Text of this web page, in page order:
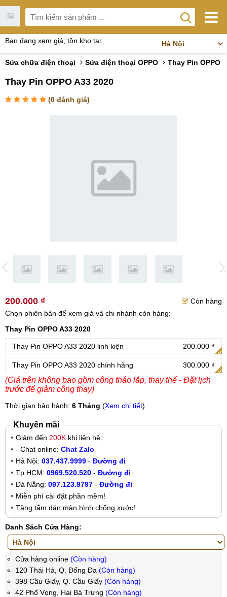
Bạn đang xem giá, tồn kho tại:
Sửa chữa điện thoại Sửa điện thoại OPPO Thay Pin OPPO
Thay Pin OPPO A33 2020
(0 đánh giá)
200.000 ₫
Còn hàng
Chọn phiên bản để xem giá và chi nhánh còn hàng:
Thay Pin OPPO A33 2020
Thay Pin OPPO A33 2020 linh kiện 200.000 ₫
Thay Pin OPPO A33 2020 chính hãng 300.000 ₫
(Giá trên không bao gồm công tháo lắp, thay thế - Đặt lịch
trước để giảm công thay)
Thời gian bảo hành: 6 Tháng (Xem chi tiết)
Khuyến mãi
Giảm đến 200K khi liên hệ:
- Chat online: Chat Zalo
Hà Nội: 037.437.9999 - Đường đi
Tp.HCM: 0969.520.520 - Đường đi
Đà Nẵng: 097.123.9797 - Đường đi
Miễn phí cài đặt phần mềm!
Tặng tấm dán màn hình chống xước!
Danh Sách Cửa Hàng:
Cửa hàng online (Còn hàng)
120 Thái Hà, Q. Đống Đa (Còn hàng)
398 Cầu Giấy, Q. Cầu Giấy (Còn hàng)
42 Phố Vọng, Hai Bà Trưng (Còn hàng)